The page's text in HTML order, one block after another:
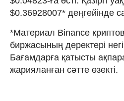
$0.36928007* деңгейінде
*Материал Binance
биржасының деректері
Бағамдарға қатысты
жарияланған сәтте өзекті.